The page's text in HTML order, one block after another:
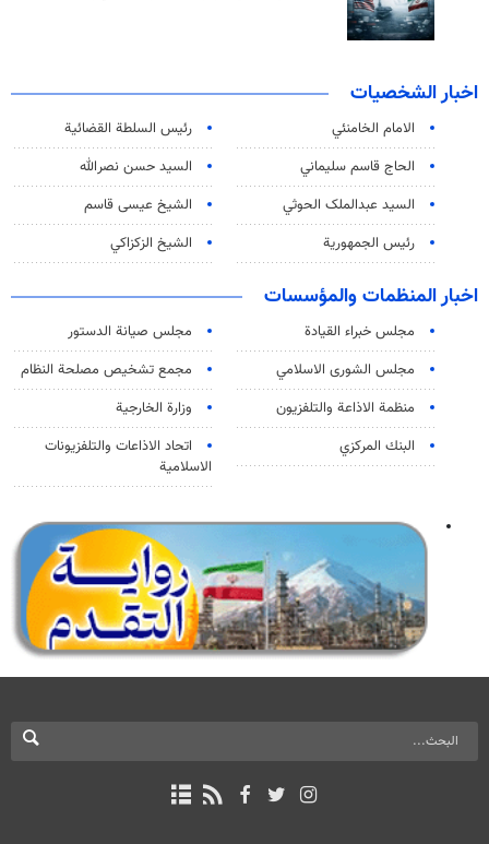
اخبار الشخصيات
الامام الخامنئي
رئیس السلطة القضائیة
الحاج قاسم سليماني
السيد حسن نصرالله
السید عبدالملک الحوثي
الشيخ عيسى قاسم
رئيس الجمهورية
الشيخ الزكزاكي
اخبار المنظمات والمؤسسات
مجلس خبراء القيادة
مجلس صيانة الدستور
مجلس الشورى الاسلامي
مجمع تشخيص مصلحة النظام
منظمة الاذاعة والتلفزیون
وزارة الخارجية
البنك المركزي
اتحاد الاذاعات والتلفزيونات
الاسلامية